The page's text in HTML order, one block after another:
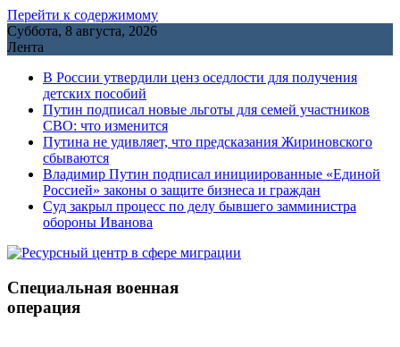
Перейти к содержимому
Суббота, 8 августа, 2026
Лента
В России утвердили ценз оседлости для получения
детских пособий
Путин подписал новые льготы для семей участников
СВО: что изменится
Путина не удивляет, что предсказания Жириновского
сбываются
Владимир Путин подписал инициированные «Единой
Россией» законы о защите бизнеса и граждан
Cуд закрыл процесс по делу бывшего замминистра
обороны Иванова
Специальная военная
операция